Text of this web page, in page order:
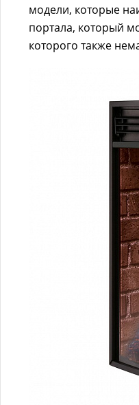
модели, которые
портала, который
которого также